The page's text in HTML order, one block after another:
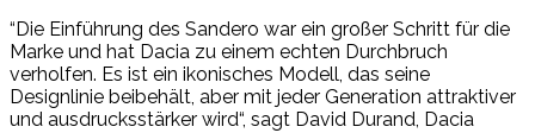
“Die Einführung des Sandero war ein großer Schritt für die
Marke und hat Dacia zu einem echten Durchbruch
verholfen. Es ist ein ikonisches Modell, das seine
Designlinie beibehält, aber mit jeder Generation attraktiver
und ausdrucksstärker wird“, sagt David Durand, Dacia